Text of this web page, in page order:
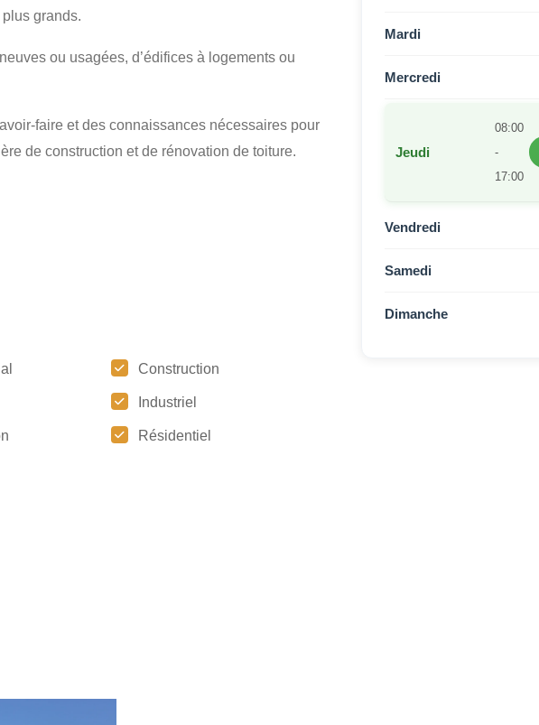
grands.
ou usagées, d’édifices à logements ou
faire et des connaissances nécessaires pour
de construction et de rénovation de toiture.
Construction
Industriel
Résidentiel
Mardi
Mercredi
Jeudi
08:00
-
17:00
Vendredi
Samedi
Dimanche